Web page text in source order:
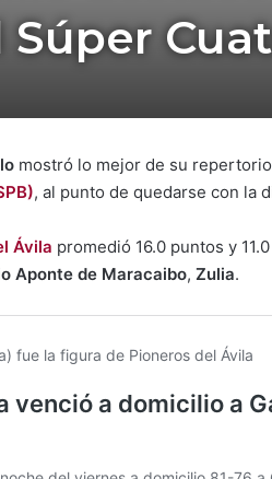
Súper
mostró lo mejor de su
, al punto de quedarse con la
Ávila promedió 16.0 puntos y
Aponte de Maracaibo, Zulia.